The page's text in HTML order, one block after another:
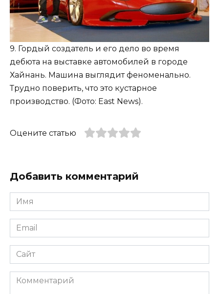
9. Гордый создатель и его дело во время
дебюта на выставке автомобилей в городе
Хайнань. Машина выглядит феноменально.
Трудно поверить, что это кустарное
производство. (Фото: East News).
Оцените статью
Добавить комментарий
Имя
*
Email
*
Сайт
Комментарий